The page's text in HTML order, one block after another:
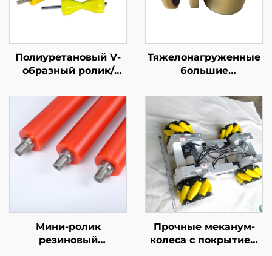
Полиуретановый V-
образный ролик/
ремнем для шкива
Тяжелонагруженные
большие
резиновые колеса,
поворотные опоры
для промышленного
оборудования,
возможна
индивидуальная
обработка резкой
Мини-ролик
резиновый
Прочные меканум-
колеса с покрытием